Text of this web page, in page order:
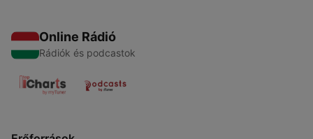
Online Rádió
Rádiók és podcastok